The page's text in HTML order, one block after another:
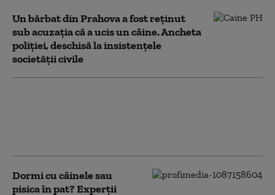
Un bărbat din Prahova a fost reţinut
sub acuzaţia că a ucis un câine. Ancheta
poliţiei, deschisă la insistențele
societății civile
Dormi cu câinele sau
pisica în pat? Experții